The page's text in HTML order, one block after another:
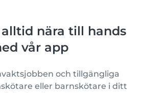
nära till hands
vår app
och tillgängliga
eller barnskötare i ditt